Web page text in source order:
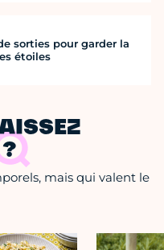
sorties pour garder la
étoiles
mais qui valent le